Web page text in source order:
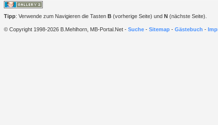
Tipp: Verwende zum Navigieren die Tasten B (vorherige Seite) und N (nächste Seite).
© Copyright 1998-2026 B.Mehlhorn, MB-Portal.Net - Suche - Sitemap - Gästebuch -